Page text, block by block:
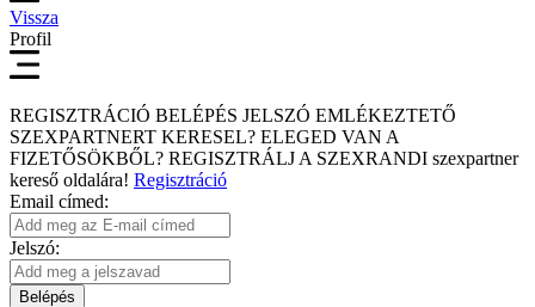
Vissza
Profil
REGISZTRÁCIÓ BELÉPÉS JELSZÓ EMLÉKEZTETŐ
SZEXPARTNERT KERESEL? ELEGED VAN A
FIZETŐSÖKBŐL? REGISZTRÁLJ A SZEXRANDI szexpartner
kereső oldalára! Regisztráció
Email címed:
Jelszó:
Belépés